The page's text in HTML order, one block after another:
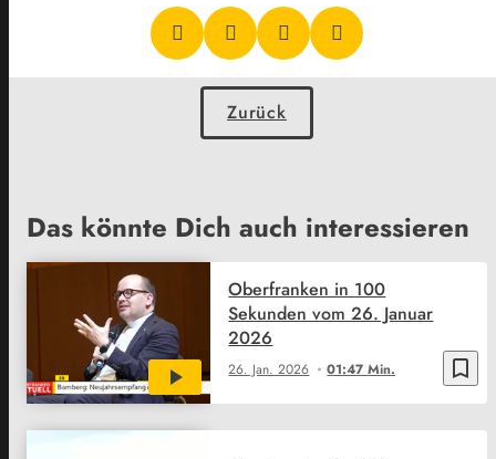
Zurück
Das könnte Dich auch interessieren
bookmark_border
26. Jan. 2026 01:47 Min.
Oberfranken in 100
Sekunden vom 26. Januar
2026